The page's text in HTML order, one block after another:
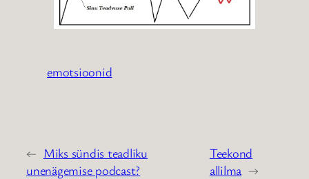
emotsioonid
← Miks sündis teadliku
unenägemise podcast?
Teekond
allilma →